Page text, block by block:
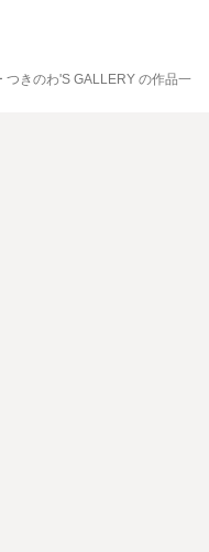
きのわ'S GALLERY の作品一覧